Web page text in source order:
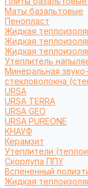
Маты базальтовые
Пенопласт
Жидкая
Жидкая
Жидкая
Утеплитель
Минеральная
стекловолокна
URSA
URSA TERRA
URSA GEO
URSA PUREONE
КНАУФ
Керамзит
Утеплители
Cкорлупа ППУ
Вспененный
Жидкая